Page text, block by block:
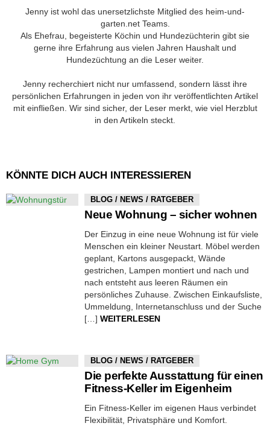
Jenny ist wohl das unersetzlichste Mitglied des heim-und-
garten.net Teams.
Als Ehefrau, begeisterte Köchin und Hundezüchterin gibt sie
gerne ihre Erfahrung aus vielen Jahren Haushalt und
Hundezüchtung an die Leser weiter.
Jenny recherchiert nicht nur umfassend, sondern lässt ihre
persönlichen Erfahrungen in jeden von ihr veröffentlichten Artikel
mit einfließen. Wir sind sicher, der Leser merkt, wie viel Herzblut
in den Artikeln steckt.
KÖNNTE DICH AUCH INTERESSIEREN
BLOG / NEWS / RATGEBER
Neue Wohnung – sicher wohnen
Der Einzug in eine neue Wohnung ist für viele
Menschen ein kleiner Neustart. Möbel werden
geplant, Kartons ausgepackt, Wände
gestrichen, Lampen montiert und nach und
nach entsteht aus leeren Räumen ein
persönliches Zuhause. Zwischen Einkaufsliste,
Ummeldung, Internetanschluss und der Suche
[…] WEITERLESEN
BLOG / NEWS / RATGEBER
Die perfekte Ausstattung für einen
Fitness-Keller im Eigenheim
Ein Fitness-Keller im eigenen Haus verbindet
Flexibilität, Privatsphäre und Komfort.